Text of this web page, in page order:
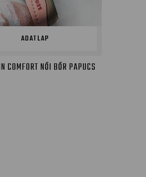
ADATLAP
COMFORT NŐI BŐR PAPUCS